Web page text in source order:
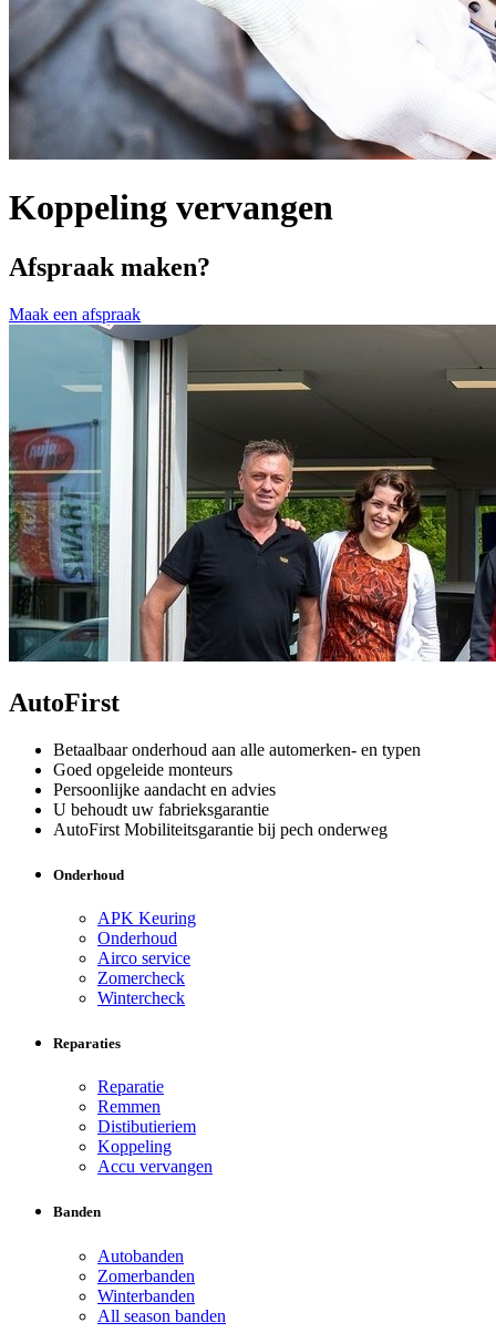
Koppeling vervangen
Afspraak maken?
Maak een afspraak
AutoFirst
Betaalbaar onderhoud aan alle automerken- en typen
Goed opgeleide monteurs
Persoonlijke aandacht en advies
U behoudt uw fabrieksgarantie
AutoFirst Mobiliteitsgarantie bij pech onderweg
Onderhoud
APK Keuring
Onderhoud
Airco service
Zomercheck
Wintercheck
Reparaties
Reparatie
Remmen
Distibutieriem
Koppeling
Accu vervangen
Banden
Autobanden
Zomerbanden
Winterbanden
All season banden